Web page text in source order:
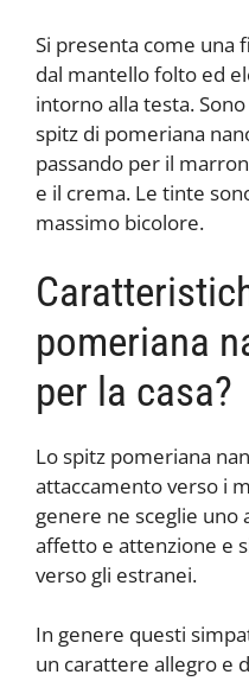
Si presenta come una
dal mantello folto ed
intorno alla testa.
spitz di pomeriana
passando per il
e il crema. Le tinte
massimo bicolore.
pomeriana
per la casa?
Lo spitz pomeriana
attaccamento verso i
genere ne sceglie uno
affetto e attenzione e
verso gli estranei.
In genere questi
un carattere allegro e